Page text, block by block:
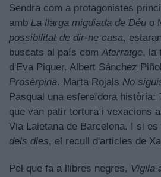
Sendra com a protagonistes
amb La llarga migdiada de Déu o
possibilitat de dir-ne casa,
buscats al país comAterratge, la
d'Eva Piquer. Albert Sánchez
Prosèrpina. Marta Rojals No
Pasqual una esfereïdora història:
que van patir tortura i vexacions
Via Laietana de Barcelona. I si
dels dies, el recull d'articles de
Pel que fa a llibres negres, Vigila